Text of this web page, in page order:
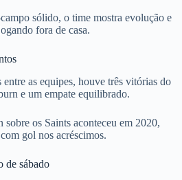
sólido, o time mostra evolução e
fora de casa.
as equipes, houve três vitórias do
e um empate equilibrado.
os Saints aconteceu em 2020,
gol nos acréscimos.
de sábado